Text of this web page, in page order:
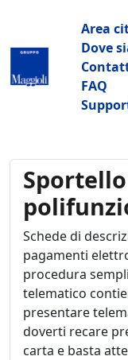
Area
Dove
FAQ
Schede di
pagamenti
procedura
telematico
presentare
doverti recare
carta e basta